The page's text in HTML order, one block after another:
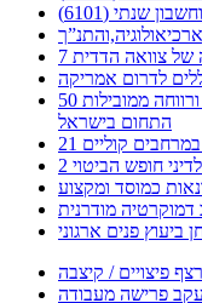
שנתי (6101)
של צוואה הדדית
לדרום אמריקה
50 טיפים ויותר לניהול חווית עובד, משאבי אנוש ורווחה ממובילות
התחום בישראל
במרחבים קוליים
חופש הביטוי 2
כמוסד ומקצוע
דמוקרטיה מודרנית
ביעוץ פנים ארגוני